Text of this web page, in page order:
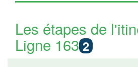
Les étapes de
Ligne 163 2